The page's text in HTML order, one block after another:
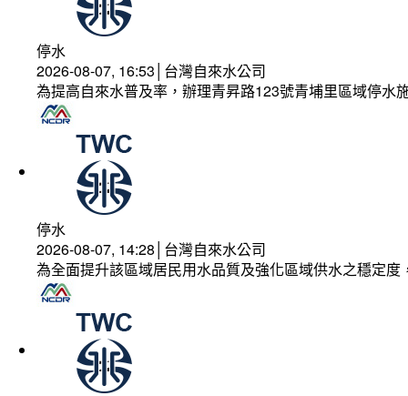
停水
2026-08-07, 16:53│台灣自來水公司
為提高自來水普及率，辦理青昇路123號青埔里區域停水
停水
2026-08-07, 14:28│台灣自來水公司
為全面提升該區域居民用水品質及強化區域供水之穩定